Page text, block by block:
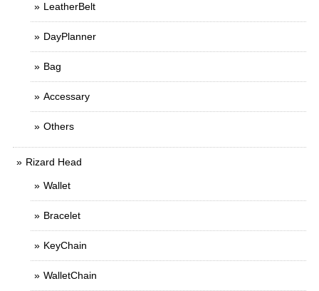
LeatherBelt
DayPlanner
Bag
Accessary
Others
Rizard Head
Wallet
Bracelet
KeyChain
WalletChain